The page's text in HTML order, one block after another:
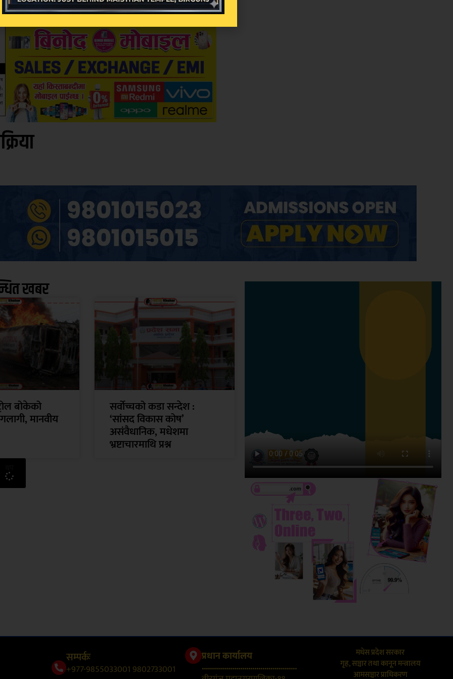
खबर
बोकेको
मानवीय
सर्वोच्चको कडा सन्देश :
‘सांसद विकास कोष’
असंवैधानिक, मधेशमा
भ्रष्टाचारमाथि प्रश्न
सम्पर्कः
+977-9855033001 9802733001
प्रधान कार्यालय
...............................................
मधेस प्रदेश सरकार
गृह, सञ्चार तथा कानून मन्त्रालय
आमसञ्चार प्राधिकरण